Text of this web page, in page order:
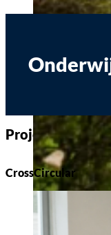
Projecten (6)
CrossCircular